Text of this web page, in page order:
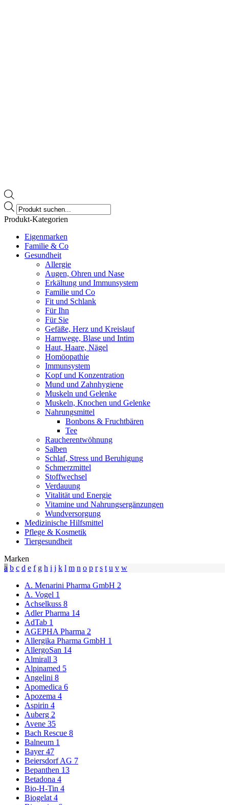
Products
search
Produkt-Kategorien
Eigenmarken
Familie & Co
Gesundheit
Allergie
Augen, Ohren und Nase
Erkältung und Immunsystem
Familie und Co
Fit und Schlank
Für Ihn
Für Sie
Gefäße, Herz und Kreislauf
Harnwege, Blase und Intim
Haut, Haare, Nägel
Homöopathie
Immunsystem
Kopf und Konzentration
Mund und Zahnhygiene
Muskeln und Gelenke
Muskeln, Knochen und Gelenke
Nahrungsmittel
Bonbons & Fruchtbären
Tee
Raucherentwöhnung
Salben
Schlaf, Stress und Beruhigung
Schmerzmittel
Stoffwechsel
Verdauung
Vitalität und Energie
Vitamine und Nahrungsergänzungen
Wundversorgung
Medizinische Hilfsmittel
Pflege & Kosmetik
Tiergesundheit
Marken
a b c d e f g h i j k l m n o p r s t u v w
A. Menarini Pharma GmbH 2
A. Vogel 1
Achselkuss 8
Adler Pharma 14
AdTab 1
AGEPHA Pharma 2
Allergika Pharma GmbH 1
AllergoSan 14
Almirall 3
Alpinamed 5
Angelini 8
Apomedica 6
Apozema 4
Aspirin 4
Auberg 2
Avene 35
Bach Rescue 8
Balneum 1
Bayer47
Beiersdorf AG 7
Bepanthen 13
Betadona 4
Bio-H-Tin 4
Biogelat 4